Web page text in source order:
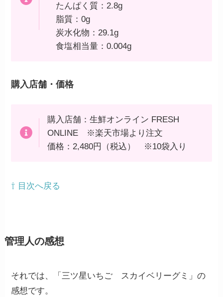
たんぱく質：2.8g
脂質：0g
炭水化物：29.1g
食塩相当量：0.004g
購入店舗・価格
購入店舗：生鮮オンライン FRESH
ONLINE ※楽天市場より注文
価格：2,480円（税込） ※10袋入り
⇧ 目次へ戻る
管理人の感想
それでは、「三ツ星いちご スカイベリーグミ」の
感想です。